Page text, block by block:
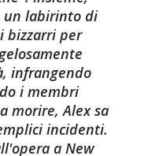
un labirinto di
bizzarri per
infrangendo
i membri
morire, Alex sa
incidenti.
a New